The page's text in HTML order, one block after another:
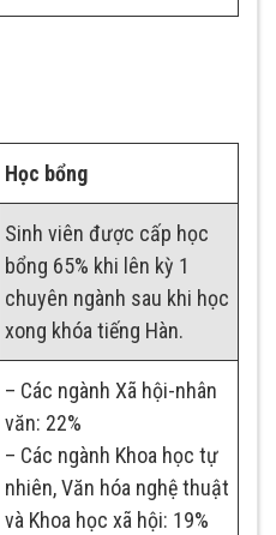
Học bổng
Sinh viên được cấp học
bổng 65% khi lên kỳ 1
chuyên ngành sau khi học
xong khóa tiếng Hàn.
– Các ngành Xã hội-nhân
văn: 22%
– Các ngành Khoa học tự
nhiên, Văn hóa nghệ thuật
và Khoa học xã hội: 19%